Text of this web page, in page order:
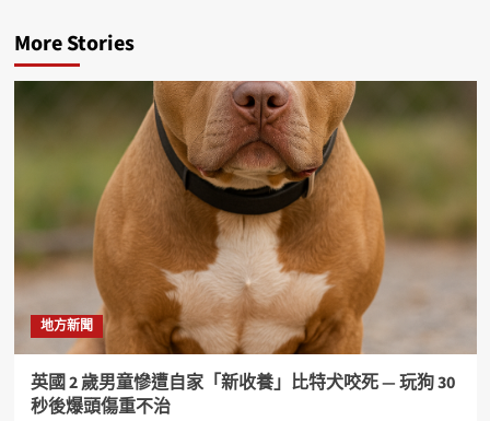
More Stories
地方新聞
英國 2 歲男童慘遭自家「新收養」比特犬咬死 — 玩狗 30
秒後爆頭傷重不治